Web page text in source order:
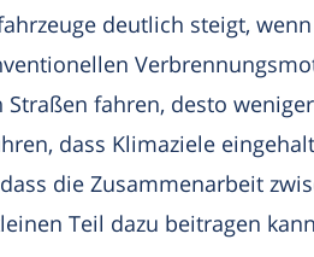
deutlich steigt,
Straßen fahren, desto
dass Klimaziele
die Zusammenarbeit
Teil dazu beitragen